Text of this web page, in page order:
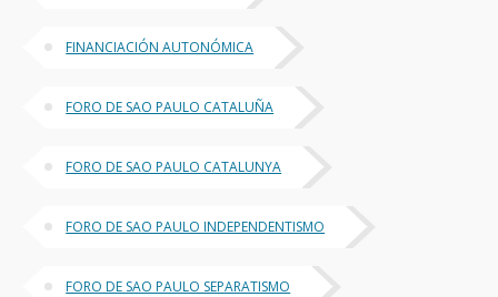
FINANCIACIÓN AUTONÓMICA
FORO DE SAO PAULO CATALUÑA
FORO DE SAO PAULO CATALUNYA
FORO DE SAO PAULO INDEPENDENTISMO
FORO DE SAO PAULO SEPARATISMO